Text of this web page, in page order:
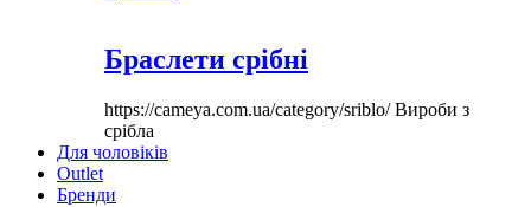
Браслети срібні
https://cameya.com.ua/category/sriblo/Вироби з
срібла
Для чоловіків
Outlet
Бренди